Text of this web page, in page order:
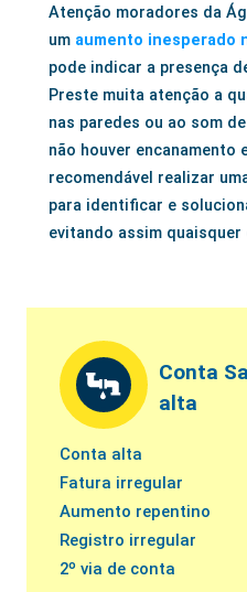
Atenção moradores da
um aumento inesperado
pode indicar a presença
Preste muita atenção a
nas paredes ou ao som
não houver encanamento
recomendável realizar
para identificar e
evitando assim
Conta
alta
Conta alta
Fatura irregular
Aumento repentino
Registro irregular
2º via de conta